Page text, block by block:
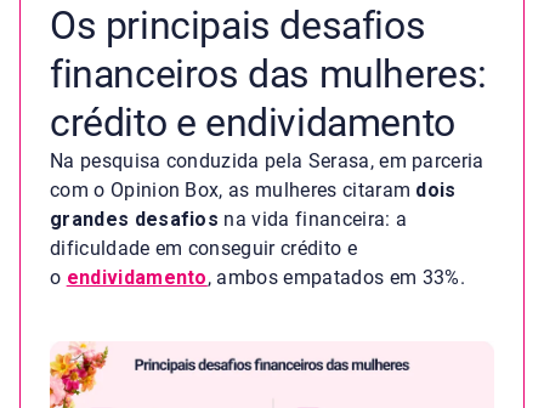
Os principais desafios
financeiros das mulheres:
crédito e endividamento
Na pesquisa conduzida pela Serasa, em parceria
com o Opinion Box, as mulheres citaram dois
grandes desafios na vida financeira: a
dificuldade em conseguir crédito e
o endividamento, ambos empatados em 33%.